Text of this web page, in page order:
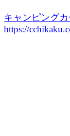
キャンピング
https://